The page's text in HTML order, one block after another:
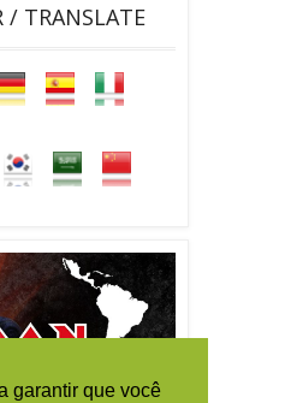
garantir que você
/ TRANSLATE